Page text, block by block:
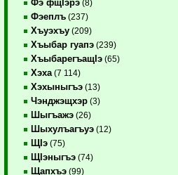
Фэ фщIэрэ (8)
Фэеплъ (237)
Хъуэхъу (209)
Хъыбар гуапэ (239)
ХъыбарегъащIэ (65)
Хэха (7 114)
Хэхыныгъэ (13)
Чэнджэщхэр (3)
Шыгъажэ (26)
Шыхулъагъуэ (12)
ЩIэ (75)
ЩIэныгъэ (74)
Щапхъэ (99)